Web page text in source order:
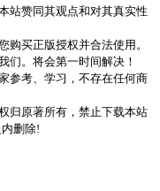
站赞同其观点和对其真实性
购买正版授权并合法使用。
们。将会第一时间解决！
参考、学习，不存在任何商
归原著所有，禁止下载本站
删除!